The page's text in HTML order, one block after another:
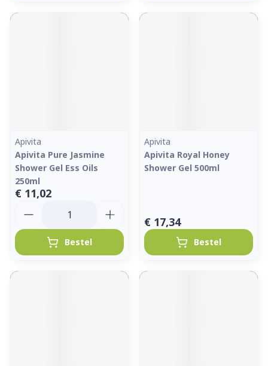
Apivita
Apivita Pure Jasmine
Shower Gel Ess Oils
250ml
€ 11,02
Bestel
Apivita
Apivita Royal Honey
Shower Gel 500ml
€ 17,34
Bestel